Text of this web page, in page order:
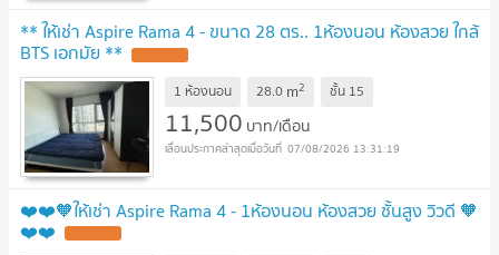
** ให้เช่า Aspire Rama 4 - ขนาด 28 ตร.. 1ห้องนอน ห้องสวย ใกล้
BTS เอกมัย **
1 ห้องนอน 28.0 m2 ชั้น 15
11,500 บาท/เดือน
07/08/2026 13:31:19
❤️❤️🧡ให้เช่า Aspire Rama 4 - 1ห้องนอน ห้องสวย ชั้นสูง วิวดี 🧡
❤️❤️